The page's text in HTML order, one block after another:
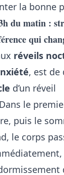
la bonne
du matin :
qui
réveils
, est de
d’un réveil
le
puis le
le corps